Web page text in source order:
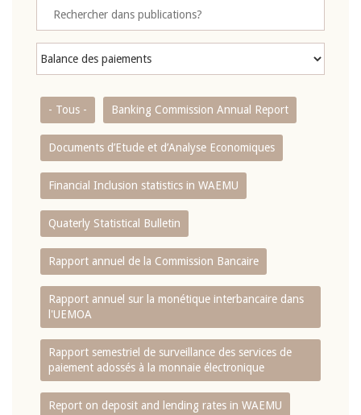
- Tous - Banking Commission Annual Report
Documents d’Etude et d’Analyse Economiques
Financial Inclusion statistics in WAEMU
Quaterly Statistical Bulletin
Rapport annuel de la Commission Bancaire
Rapport annuel sur la monétique interbancaire dans
l'UEMOA
Rapport semestriel de surveillance des services de
paiement adossés à la monnaie électronique
Report on deposit and lending rates in WAEMU